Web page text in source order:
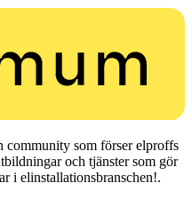
som förser elproffs
och tjänster som gör
i elinstallationsbranschen!.